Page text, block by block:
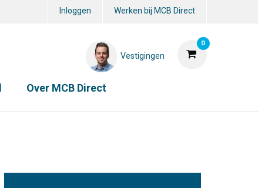
Inloggen Werken bij MCB Direct
0
Vestigingen
Over MCB Direct